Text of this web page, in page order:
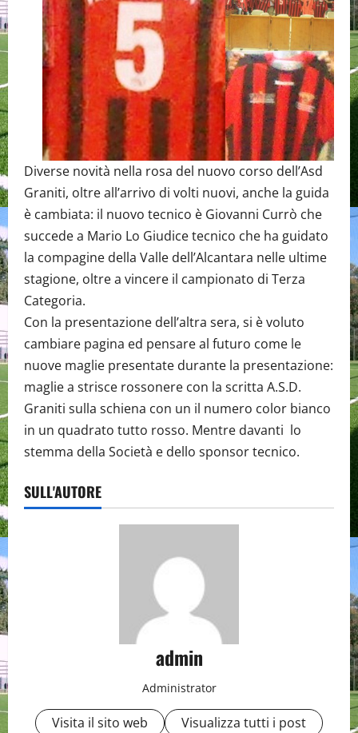
Diverse novità nella rosa del nuovo corso dell’Asd
Graniti, oltre all’arrivo di volti nuovi, anche la guida
è cambiata: il nuovo tecnico è Giovanni Currò che
succede a Mario Lo Giudice tecnico che ha guidato
la compagine della Valle dell’Alcantara nelle ultime
stagione, oltre a vincere il campionato di Terza
Categoria.
Con la presentazione dell’altra sera, si è voluto
cambiare pagina ed pensare al futuro come le
nuove maglie presentate durante la presentazione:
maglie a strisce rossonere con la scritta A.S.D.
Graniti sulla schiena con un il numero color bianco
in un quadrato tutto rosso. Mentre davanti lo
stemma della Società e dello sponsor tecnico.
SULL'AUTORE
admin
Administrator
Visita il sito web Visualizza tutti i post